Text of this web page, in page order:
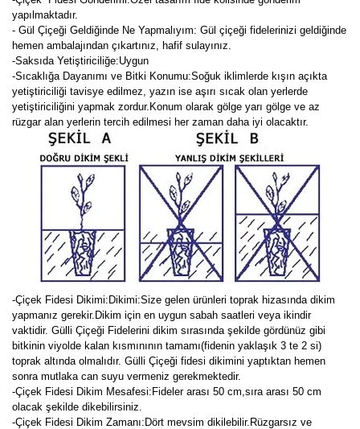
yapılmaktadır.
- Gül Çiçeği Geldiğinde Ne Yapmalıyım: Gül çiçeği fidelerinizi geldiğinde
hemen ambalajından çıkartınız, hafif sulayınız.
-Saksıda Yetiştiriciliğe:Uygun
-Sıcaklığa Dayanımı ve Bitki Konumu:Soğuk iklimlerde kışın açıkta
yetiştiriciliği tavisye edilmez, yazın ise aşırı sıcak olan yerlerde
yetiştiriciliğini yapmak zordur.Konum olarak gölge yarı gölge ve az
rüzgar alan yerlerin tercih edilmesi her zaman daha iyi olacaktır.
-Çiçek Fidesi Dikimi: Dikimi:Size gelen ürünleri toprak hizasında dikim
yapmanız gerekir.Dikim için en uygun sabah saatleri veya ikindir
vaktidir. Gülli Çiçeği Fidelerini dikim sırasında şekilde gördünüz gibi
bitkinin viyolde kalan kısmınının tamamı(fidenin yaklaşık 3 te 2 si)
toprak altında olmalıdır. Gülli Çiçeği fidesi dikimini yaptıktan hemen
sonra mutlaka can suyu vermeniz gerekmektedir.
-Çiçek Fidesi Dikim Mesafesi:Fideler arası 50 cm,sıra arası 50 cm
olacak şekilde dikebilirsiniz.
-Çiçek Fidesi Dikim Zamanı:Dört mevsim dikilebilir.Rüzgarsız ve